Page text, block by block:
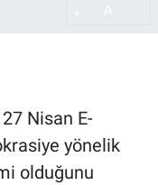
Nisan E-
yönelik
olduğunu